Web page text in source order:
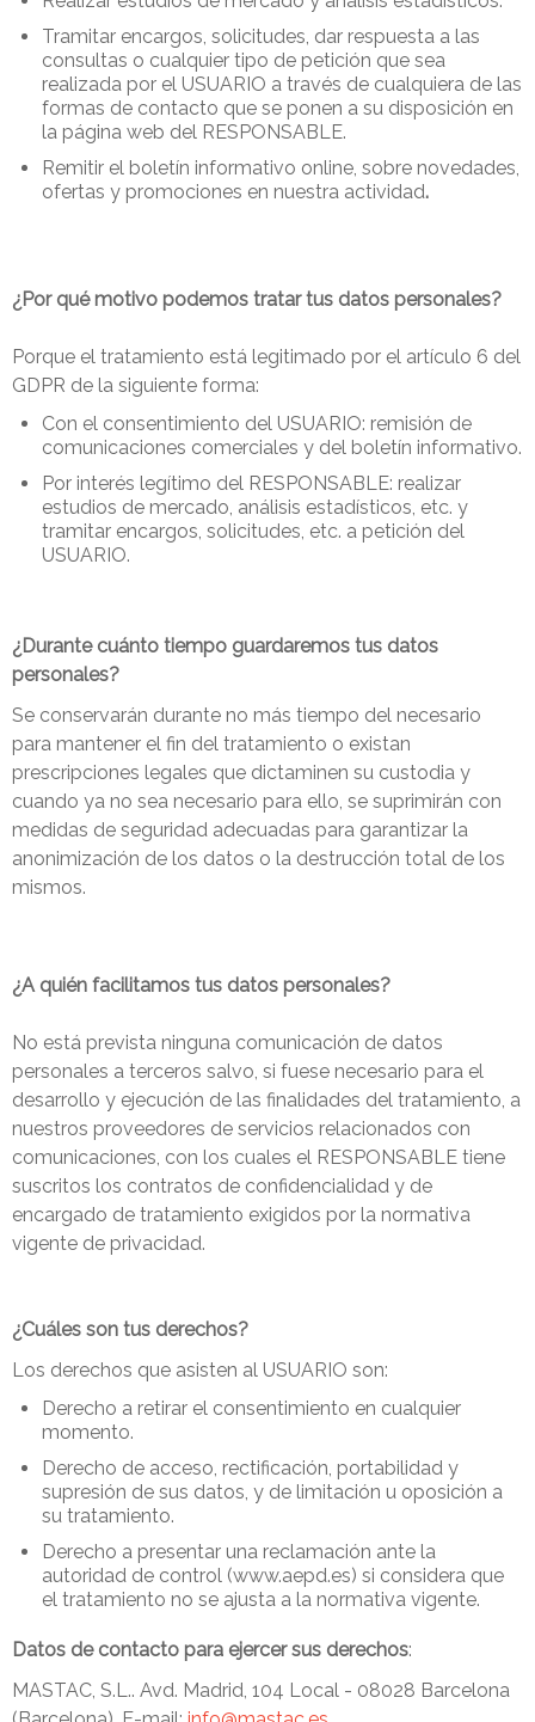
Tramitar encargos, solicitudes, dar respuesta a las
consultas o cualquier tipo de petición que sea
realizada por el USUARIO a través de cualquiera de las
formas de contacto que se ponen a su disposición en
la página web del RESPONSABLE.
Remitir el boletín informativo online, sobre novedades,
ofertas y promociones en nuestra actividad.
¿Por qué motivo podemos tratar tus datos personales?
Porque el tratamiento está legitimado por el artículo 6 del
GDPR de la siguiente forma:
Con el consentimiento del USUARIO: remisión de
comunicaciones comerciales y del boletín informativo.
Por interés legítimo del RESPONSABLE: realizar
estudios de mercado, análisis estadísticos, etc. y
tramitar encargos, solicitudes, etc. a petición del
USUARIO.
¿Durante cuánto tiempo guardaremos tus datos
personales?
Se conservarán durante no más tiempo del necesario
para mantener el fin del tratamiento o existan
prescripciones legales que dictaminen su custodia y
cuando ya no sea necesario para ello, se suprimirán con
medidas de seguridad adecuadas para garantizar la
anonimización de los datos o la destrucción total de los
mismos.
¿A quién facilitamos tus datos personales?
No está prevista ninguna comunicación de datos
personales a terceros salvo, si fuese necesario para el
desarrollo y ejecución de las finalidades del tratamiento, a
nuestros proveedores de servicios relacionados con
comunicaciones, con los cuales el RESPONSABLE tiene
suscritos los contratos de confidencialidad y de
encargado de tratamiento exigidos por la normativa
vigente de privacidad.
¿Cuáles son tus derechos?
Los derechos que asisten al USUARIO son:
Derecho a retirar el consentimiento en cualquier
momento.
Derecho de acceso, rectificación, portabilidad y
supresión de sus datos, y de limitación u oposición a
su tratamiento.
Derecho a presentar una reclamación ante la
autoridad de control (www.aepd.es) si considera que
el tratamiento no se ajusta a la normativa vigente.
Datos de contacto para ejercer sus derechos:
MASTAC, S.L.. Avd. Madrid, 104 Local - 08028 Barcelona